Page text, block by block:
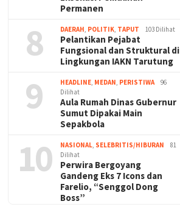
Permanen
8 DAERAH, POLITIK, TAPUT 103 Dilihat
Pelantikan Pejabat
Fungsional dan Struktural di
Lingkungan IAKN Tarutung
9 HEADLINE, MEDAN, PERISTIWA
96
Dilihat
Aula Rumah Dinas Gubernur
Sumut Dipakai Main
Sepakbola
10 NASIONAL, SELEBRITIS/HIBURAN
81
Dilihat
Perwira Bergoyang
Gandeng Eks 7 Icons dan
Farelio, “Senggol Dong
Boss”